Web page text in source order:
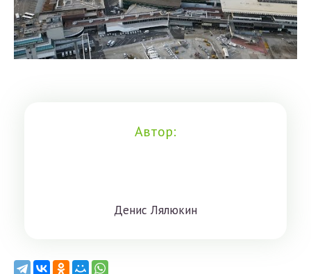
Автор:
Дeниc Лялюкин